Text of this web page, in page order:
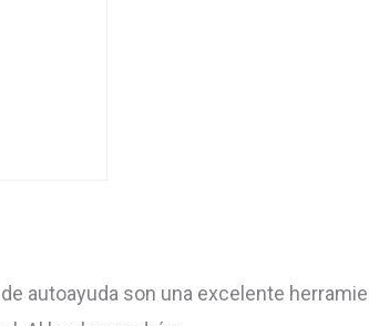
autoayuda son una excelente